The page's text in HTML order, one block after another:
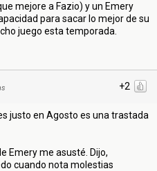
mejore a Fazio) y un Emery
para sacar lo mejor de su
juego esta temporada.
+2
justo en Agosto es una trastada
Emery me asusté. Dijo,
cuando nota molestias